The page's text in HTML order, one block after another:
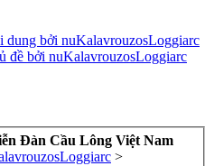
dung bởi nuKalavrouzosLoggiarc
đề bởi nuKalavrouzosLoggiarc
Đàn Cầu Lông Việt Nam
>